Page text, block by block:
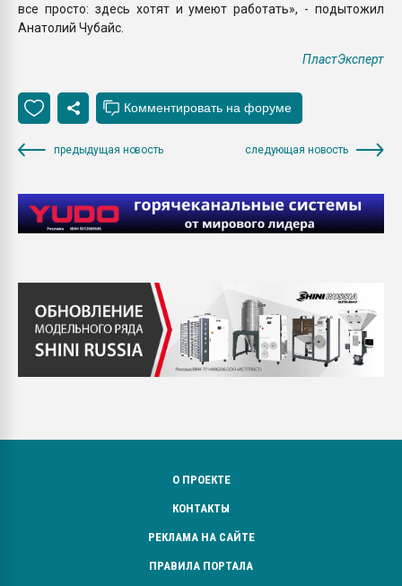
все просто: здесь хотят и умеют работать», - подытожил
Анатолий Чубайс.
ПластЭксперт
предыдущая новость следующая новость
О ПРОЕКТЕ
КОНТАКТЫ
РЕКЛАМА НА САЙТЕ
ПРАВИЛА ПОРТАЛА